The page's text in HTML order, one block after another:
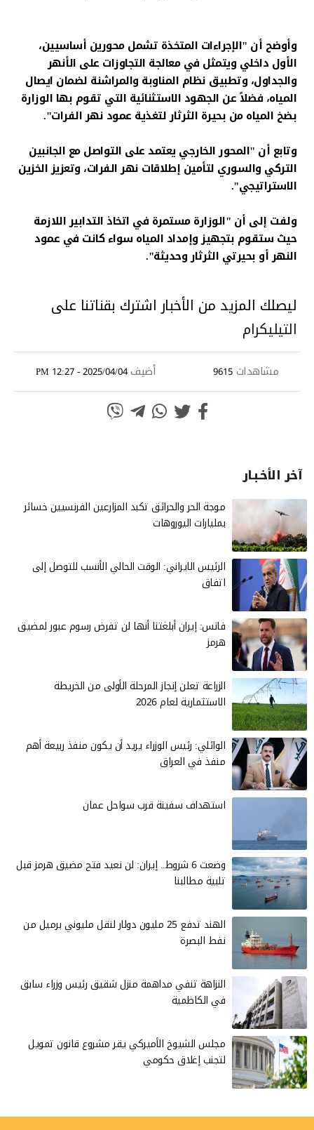
وأوضح أن "الإجراءات المتخذة تشمل محورين أساسيين،
الأول داخلي ويتمثل في معالجة التجاوزات على الأنهر
والجداول، وتطبيق نظام المناوبة والمراشنة لضمان ايصال
المياه، فضلاً عن الجهود الاستثنائية التي تقوم بها الوزارة
بضخ المياه من بحيرة الثرثار لتغذية عمود نهر الفرات".
وتابع أن "المحور الخارجي يعتمد على التواصل مع الجانبين
التركي والسوري لتأمين إطلاقات نهر الفرات، وتعزيز الخزين
الاستراتيجي".
ولفت إلى أن "الوزارة مستمرة في اتخاذ التدابير اللازمة
حيث ستقوم بتجهيز وإمداد المياه سواء كانت في عمود
النهر أو بحيرتي الثرثار وحديثة".
ليصلك المزيد من الأخبار اشترك بقناتنا على
التيليكرام
مشاهدات 9615 أضيف2025/04/04 - 12:27 PM
آخر الأخـبـار
موجة الحر والحرائق تكبد المزارعين الفرنسيين خسائر
بمليارات اليوروهات
الرئيس الايراني: الوقت الحالي الأنسب للتوصل إلى
اتفاق
فانس: إيران أبلغتنا أنها لن تفرض رسوم عبور لمضيق
هرمز
الزراعة تعلن إنجاز المرحلة الأولى من الخريطة
الاستثمارية لعام 2026
الوائلي: رئيس الوزراء يريد أن يكون منفذ ربيعة أهم
منفذ في العراق
استهداف سفينة قرب سواحل عمان
وضعت 6 شروط.. إيران: لن نعيد فتح مضيق هرمز قبل
تلبية مطالبنا
الهند تدفع 25 مليون دولار لنقل مليوني برميل من
نفط البصرة
النزاهة تنفي مداهمة منزل شقيق رئيس وزراء سابق
في الكاظمية
مجلس الشيوخ الأميركي يقر مشروع قانون تمويل
لتجنب إغلاق حكومي